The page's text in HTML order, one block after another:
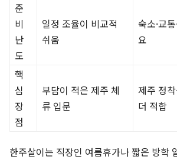
준
비
난
도
일정 조율이 비교적
쉬움
숙소·교
요
핵
심
장
점
부담이 적은 제주 체
류 입문
제주 정
더 적합
한주살이는 직장인 여름휴가나 짧은 방학